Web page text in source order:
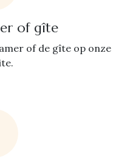
of gîte
of de gîte op onze